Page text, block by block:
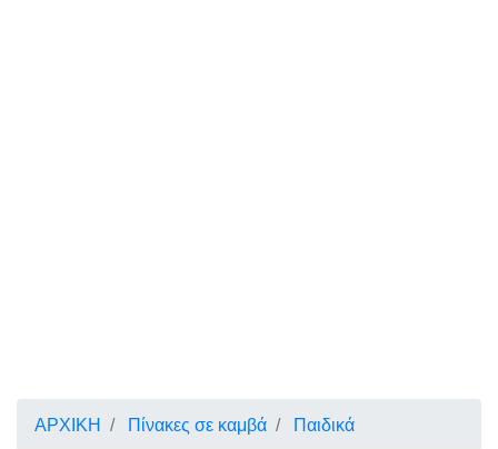
ΑΡΧΙΚΗ Πίνακες σε καμβά Παιδικά